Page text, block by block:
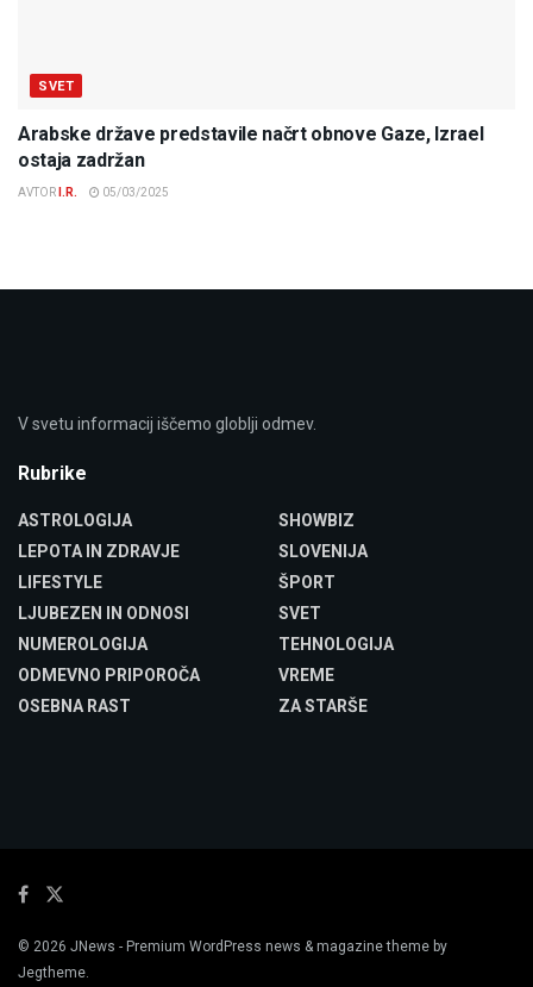
SVET
Arabske države predstavile načrt obnove Gaze, Izrael
ostaja zadržan
AVTOR I.R. 05/03/2025
V svetu informacij iščemo globlji odmev.
Rubrike
ASTROLOGIJA
LEPOTA IN ZDRAVJE
LIFESTYLE
LJUBEZEN IN ODNOSI
NUMEROLOGIJA
ODMEVNO PRIPOROČA
OSEBNA RAST
SHOWBIZ
SLOVENIJA
ŠPORT
SVET
TEHNOLOGIJA
VREME
ZA STARŠE
© 2026 JNews - Premium WordPress news & magazine theme by
Jegtheme.